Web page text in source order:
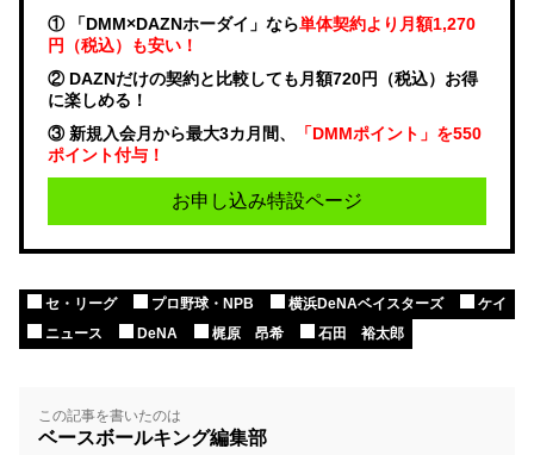
① 「DMM×DAZNホーダイ」なら単体契約より月額1,270
円（税込）も安い！
② DAZNだけの契約と比較しても月額720円（税込）お得
に楽しめる！
③ 新規入会月から最大3カ月間、
「DMMポイント」を550
ポイント付与！
お申し込み特設ページ
セ・リーグ プロ野球・NPB 横浜DeNAベイスターズ
ケイ
ニュース
DeNA 梶原 昂希 石田 裕太郎
この記事を書いたのは
ベースボールキング編集部